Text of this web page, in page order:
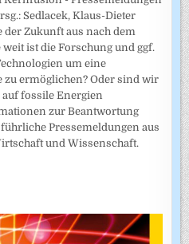
Sedlacek, Klaus-Dieter
der Zukunft aus nach dem
ist die Forschung und ggf.
um eine
zu ermöglichen? Oder sind wir
fossile Energien
zur Beantwortung
Pressemeldungen aus
und Wissenschaft.